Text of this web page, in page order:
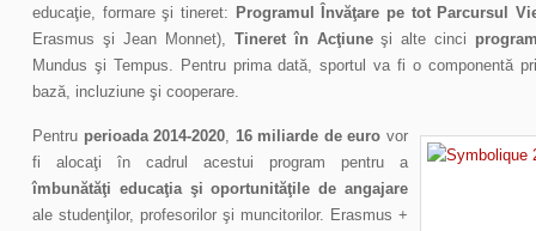
educaţie, formare şi tineret: Programul Învăţare pe tot Parcursul
Erasmus şi Jean Monnet), Tineret în Acţiuneşi alte cinci
Mundus şi Tempus. Pentru prima dată, sportul va fi o componentă
bază, incluziune şi cooperare.
Pentru perioada 2014-2020, 16 miliarde de euro vor
fi alocaţi în cadrul acestui program pentru a
îmbunătăţi educaţia şi oportunităţile de angajare
ale studenţilor, profesorilor şi muncitorilor. Erasmus +